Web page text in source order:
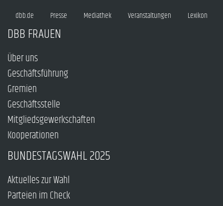
dbb.de Presse Mediathek Veranstaltungen Lexikon
DBB FRAUEN
Über uns
Geschäftsführung
Gremien
Geschäftsstelle
Mitgliedsgewerkschaften
Kooperationen
BUNDESTAGSWAHL 2025
Aktuelles zur Wahl
Parteien im Check